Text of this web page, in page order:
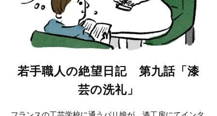
若手職人の絶望日記 第九話「漆
芸の洗礼」